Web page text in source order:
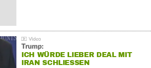
Trump:
ICH WÜRDE LIEBER DEAL MIT
IRAN SCHLIESSEN